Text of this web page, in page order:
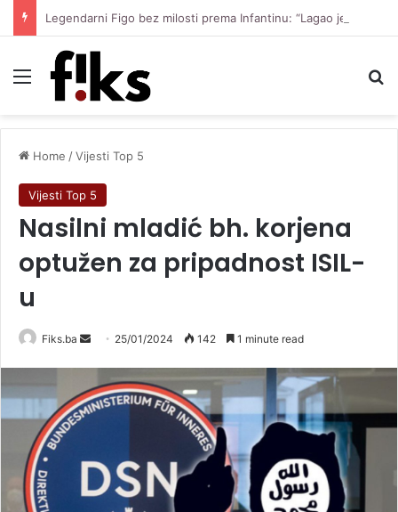
Menu
Home /Vijesti Top 5
Vijesti Top 5
Nasilni mladić bh. korjena
optužen za pripadnost ISIL-
u
Fiks.ba
Send
email
25/01/2024 142 1 minute read